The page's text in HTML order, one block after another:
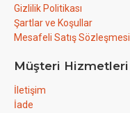
Gizlilik Politikası
Şartlar ve Koşullar
Mesafeli Satış Sözleşmesi
Müşteri Hizmetleri
İletişim
İade